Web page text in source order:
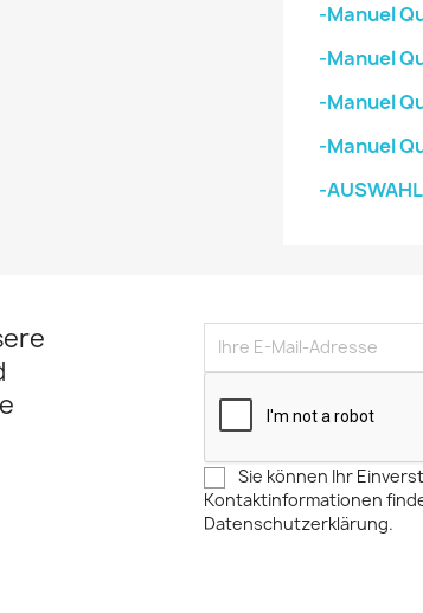
-Manuel
-Manuel
-Manuel
-Manuel
-
Sie können Ihr
Kontaktinformationen
Datenschutzerklärung.